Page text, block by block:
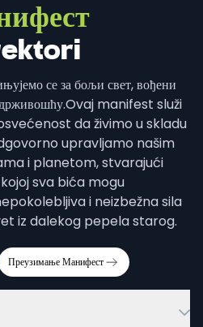
се за бољи свет, вођени
Ovaj manifest služi
da živimo u skladu
upravljamo našim
i planetom, stvarajući
sva bića mogu
i neizbežna sila
iz dalekog pepela starog.
Преузимање Манифест